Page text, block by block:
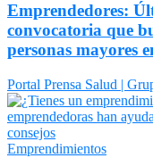
Emprendedores:
convocatoria que
personas mayores
Portal Prensa Salud |
Emprendimientos